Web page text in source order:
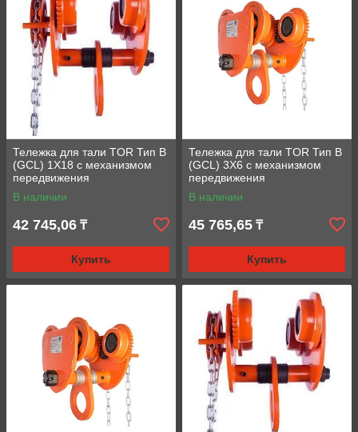
Тележка для тали TOR Тип В
(GCL) 1Х18 с механизмом
передвижения
В наличии
42 745,06 ₸
Купить
Тележка для тали TOR Тип В
(GCL) 3Х6 с механизмом
передвижения
В наличии
45 765,65 ₸
Купить